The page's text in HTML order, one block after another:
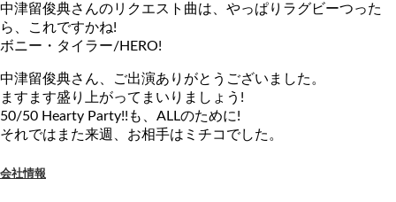
中津留俊典さんのリクエスト曲は、やっぱりラグビーつった
ら、これですかね!
ボニー・タイラー/HERO!
中津留俊典さん、ご出演ありがとうございました。
ますます盛り上がってまいりましょう!
50/50 Hearty Party!!も、ALLのために!
それではまた来週、お相手はミチコでした。
会社情報